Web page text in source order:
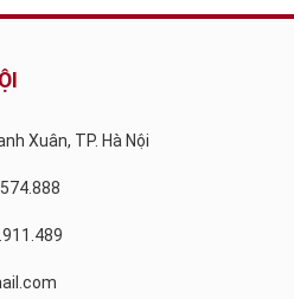
Xuân, TP. Hà Nội